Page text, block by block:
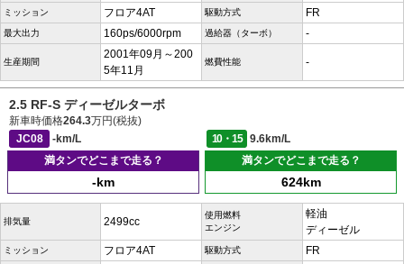
ミッション フロア4AT 駆動方式 FR
最大出力 160ps/6000rpm 過給器（ターボ） -
生産期間
2001年09月～200
5年11月
燃費性能 -
2.5 RF-S ディーゼルターボ
新車時価格264.3万円(税抜)
JC08
-km/L 10・15
9.6km/L
満タンでどこまで走る？
-km
満タンでどこまで走る？
624km
排気量 2499cc
使用燃料
エンジン
軽油
ディーゼル
ミッション フロア4AT 駆動方式 FR